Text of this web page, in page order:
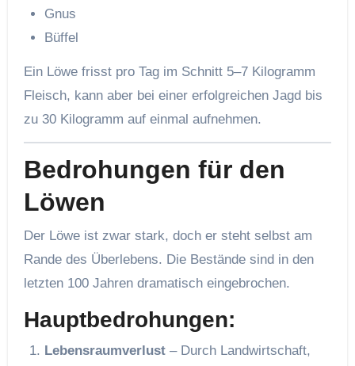
Gnus
Büffel
Ein Löwe frisst pro Tag im Schnitt 5–7 Kilogramm
Fleisch, kann aber bei einer erfolgreichen Jagd bis
zu 30 Kilogramm auf einmal aufnehmen.
Bedrohungen für den
Löwen
Der Löwe ist zwar stark, doch er steht selbst am
Rande des Überlebens. Die Bestände sind in den
letzten 100 Jahren dramatisch eingebrochen.
Hauptbedrohungen:
Lebensraumverlust– Durch Landwirtschaft,